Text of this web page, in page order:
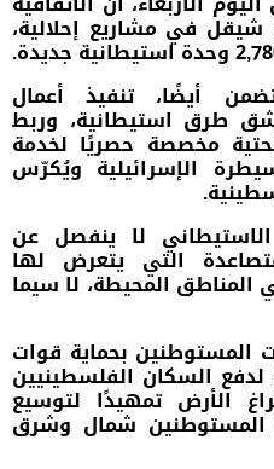
نحو 120 مليون شيقل في مشاريع إحلالية،
أيضًا، تنفيذ أعمال
طرق استيطانية، وربط
مخصصة حصريًا لخدمة
الإسرائيلية ويُكرّس
لا ينفصل عن
التي يتعرض لها
المحيطة، لا سيما
المستوطنين بحماية قوات
لدفع السكان الفلسطينيين
الأرض تمهيدًا لتوسيع
المستوطنين شمال وشرق